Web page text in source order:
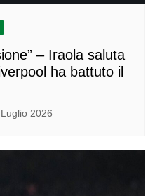
– Iraola saluta
ha battuto il
2026